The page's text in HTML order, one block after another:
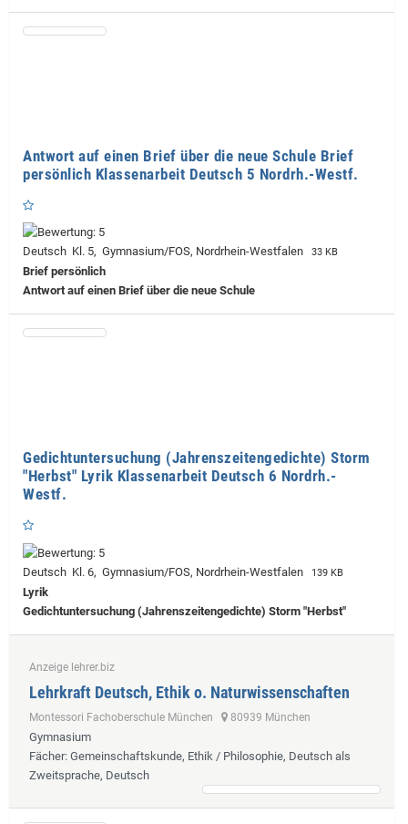
Antwort auf einen Brief über die neue Schule Brief
persönlich Klassenarbeit Deutsch 5 Nordrh.-Westf.
Deutsch Kl. 5, Gymnasium/FOS, Nordrhein-Westfalen 33 KB
Brief persönlich
Antwort auf einen Brief über die neue Schule
Gedichtuntersuchung (Jahrenszeitengedichte) Storm
"Herbst" Lyrik Klassenarbeit Deutsch 6 Nordrh.-
Westf.
Deutsch Kl. 6, Gymnasium/FOS, Nordrhein-Westfalen 139 KB
Lyrik
Gedichtuntersuchung (Jahrenszeitengedichte) Storm "Herbst"
Anzeige lehrer.biz
Lehrkraft Deutsch, Ethik o. Naturwissenschaften
Montessori Fachoberschule München 80939 München
Gymnasium
Fächer: Gemeinschaftskunde, Ethik / Philosophie, Deutsch als
Zweitsprache, Deutsch